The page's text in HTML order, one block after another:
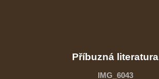
Příbuzná literatura
IMG_6043